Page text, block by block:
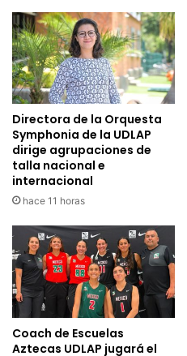
Directora de la Orquesta
Symphonia de la UDLAP
dirige agrupaciones de
talla nacional e
internacional
hace 11 horas
Coach de Escuelas
Aztecas UDLAP jugará el